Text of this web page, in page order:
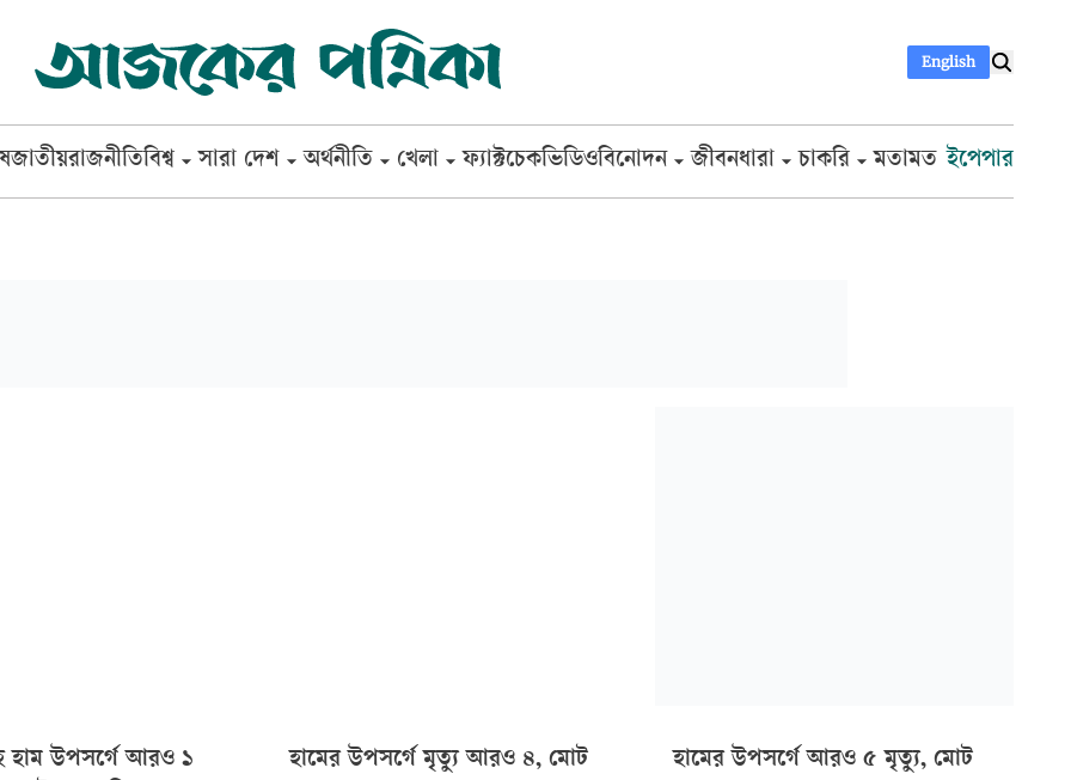
English
জাতীয়রাজনীতিবিশ্ব সারা দেশ অর্থনীতি খেলা ফ্যাক্টচেকভিডিওবিনোদন জীবনধারা চাকরি মতামত ইপেপার
হাম উপসর্গে আরও ১
হামের উপসর্গে মৃত্যু আরও ৪, মোট
হামের উপসর্গে আরও ৫ মৃত্যু, মোট